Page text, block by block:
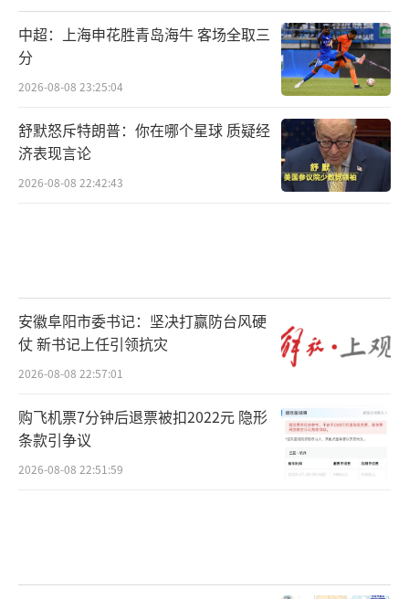
中超：上海申花胜青岛海牛 客场全取三
分
2026-08-08 23:25:04
舒默怒斥特朗普：你在哪个星球 质疑经
济表现言论
2026-08-08 22:42:43
安徽阜阳市委书记：坚决打赢防台风硬
仗 新书记上任引领抗灾
2026-08-08 22:57:01
购飞机票7分钟后退票被扣2022元 隐形
条款引争议
2026-08-08 22:51:59